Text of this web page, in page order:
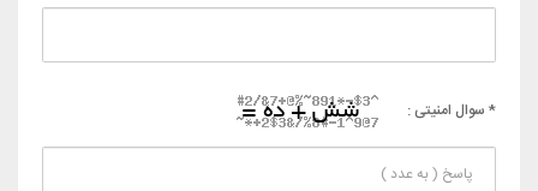
* سوال امنیتی :